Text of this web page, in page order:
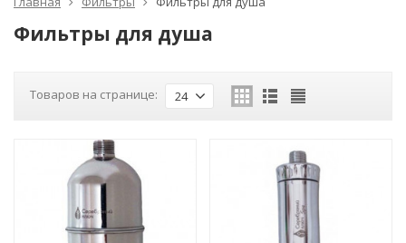
Фильтры для душа
Товаров на странице: 24